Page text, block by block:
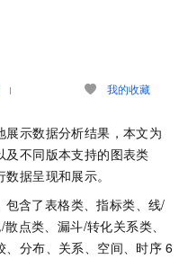
我的收藏
示数据分析结果，本文为
不同版本支持的图表类
据呈现和展示。
包含了表格类、指标类、线/
点类、漏斗/转化关系类、
分布、关系、空间、时序 6